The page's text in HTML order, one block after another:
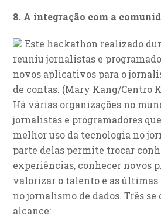
8. A integração com a
Este hackathon realizado
reuniu jornalistas e
novos aplicativos para o
de contas. (Mary Kang/Centro
Há várias organizações no
jornalistas e programadores
melhor uso da tecnologia no
parte delas permite trocar
experiências, conhecer novos
valorizar o talento e as
no jornalismo de dados. Três se
alcance: